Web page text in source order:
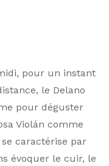
pour un instant
le Delano
pour déguster
Violán comme
caractérise par
évoquer le cuir, le